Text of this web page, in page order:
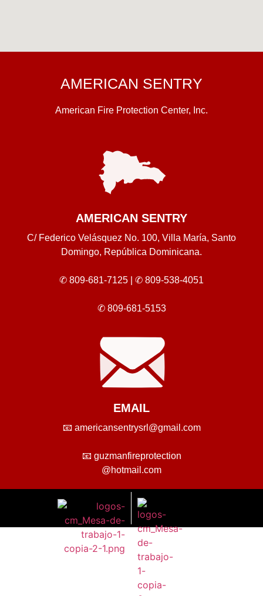
AMERICAN SENTRY
American Fire Protection Center, Inc.
AMERICAN SENTRY
C/ Federico Velásquez No. 100, Villa María, Santo
Domingo, República Dominicana.
✆ 809-681-7125 | ✆ 809-538-4051
✆ 809-681-5153
EMAIL
📧 americansentrysrl@gmail.com
📧 guzmanfireprotection
@hotmail.com